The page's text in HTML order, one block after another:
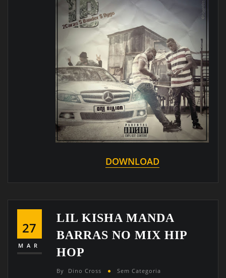
DOWNLOAD
27
MAR
LIL KISHA MANDA
BARRAS NO MIX HIP
HOP
By Dino Cross Sem Categoria